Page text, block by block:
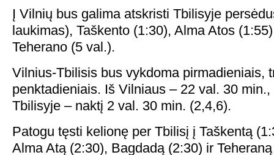
Į Vilnių bus galima atskristi Tbilisyje
laukimas), Taškento (1:30), Alma Atos
Teherano (5 val.).
Vilnius-Tbilisis bus vykdoma pirmadieniais,
penktadieniais. Iš Vilniaus – 22 val. 30
Tbilisyje – naktį 2 val. 30 min. (2,4,6).
Patogu tęsti kelionę per Tbilisį į Taškentą
Alma Atą (2:30), Bagdadą (2:30) ir